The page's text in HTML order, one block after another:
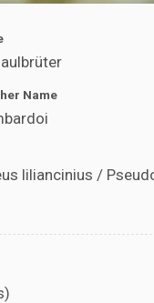
Name
liliancinius /